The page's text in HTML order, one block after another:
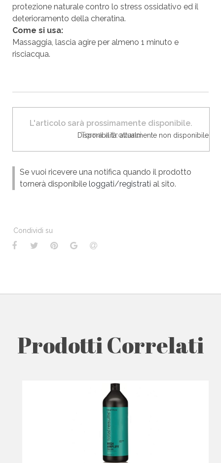
protezione naturale contro lo stress ossidativo ed il
deterioramento della cheratina.
Come si usa:
Massaggia, lascia agire per almeno 1 minuto e
risciacqua.
L'articolo sarà prossimamente disponibile.
Torna a trovarci
Disponibilità: attualmente non disponibile
Se vuoi ricevere una notifica quando il prodotto
tornerà disponibile loggati/registrati al sito.
Condividi su
Prodotti Correlati